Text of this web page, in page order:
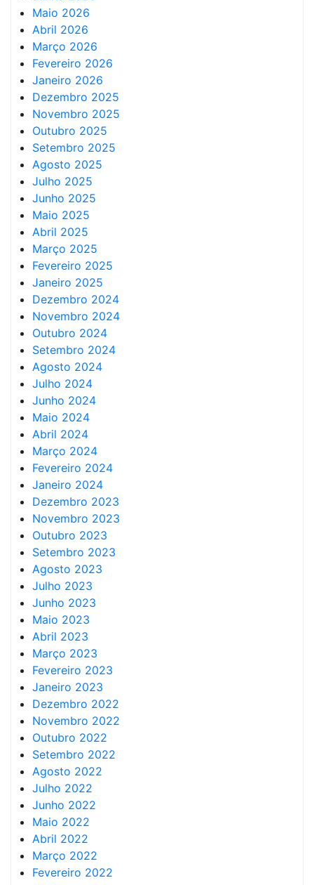
Maio 2026
Abril 2026
Março 2026
Fevereiro 2026
Janeiro 2026
Dezembro 2025
Novembro 2025
Outubro 2025
Setembro 2025
Agosto 2025
Julho 2025
Junho 2025
Maio 2025
Abril 2025
Março 2025
Fevereiro 2025
Janeiro 2025
Dezembro 2024
Novembro 2024
Outubro 2024
Setembro 2024
Agosto 2024
Julho 2024
Junho 2024
Maio 2024
Abril 2024
Março 2024
Fevereiro 2024
Janeiro 2024
Dezembro 2023
Novembro 2023
Outubro 2023
Setembro 2023
Agosto 2023
Julho 2023
Junho 2023
Maio 2023
Abril 2023
Março 2023
Fevereiro 2023
Janeiro 2023
Dezembro 2022
Novembro 2022
Outubro 2022
Setembro 2022
Agosto 2022
Julho 2022
Junho 2022
Maio 2022
Abril 2022
Março 2022
Fevereiro 2022